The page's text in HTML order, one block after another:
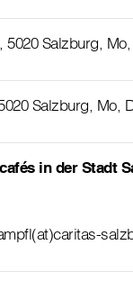
5020 Salzburg,
Salzburg, Mo,
in der Stadt